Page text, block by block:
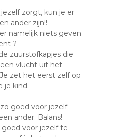
zorgt, kun je er
ander zijn!!
namelijk niets geven
?
zuurstofkapjes die
vlucht uit het
zet het eerst zelf op
je kind.
goed voor jezelf
ander. Balans!
voor jezelf te